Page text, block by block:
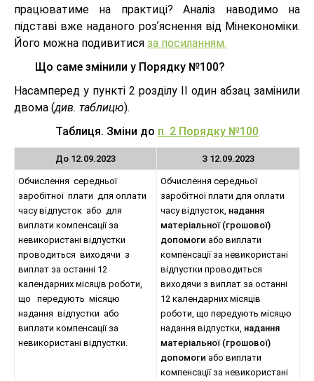
працюватиме на практиці? Аналіз наводимо на
підставі вже наданого розʼяснення від Мінекономіки.
Його можна подивитися за посиланням.
Що саме змінили у Порядку №100?
Насамперед у пункті 2 розділу ІІ один абзац замінили
двома (див. таблицю).
Таблиця. Зміни до п. 2 Порядку №100
До 12.09.2023 З 12.09.2023
Обчислення середньої
заробітної плати для оплати
часу відпусток або для
виплати компенсації за
невикористані відпустки
проводиться виходячи з
виплат за останні 12
календарних місяців роботи,
що передують місяцю
надання відпустки або
виплати компенсації за
невикористані відпустки.
Обчислення середньої
заробітної плати для оплати
часу відпусток, надання
матеріальної (грошової)
допомоги або виплати
компенсації за невикористані
відпустки проводиться
виходячи з виплат за останні
12 календарних місяців
роботи, що передують місяцю
надання відпустки, надання
матеріальної (грошової)
допомоги або виплати
компенсації за невикористані